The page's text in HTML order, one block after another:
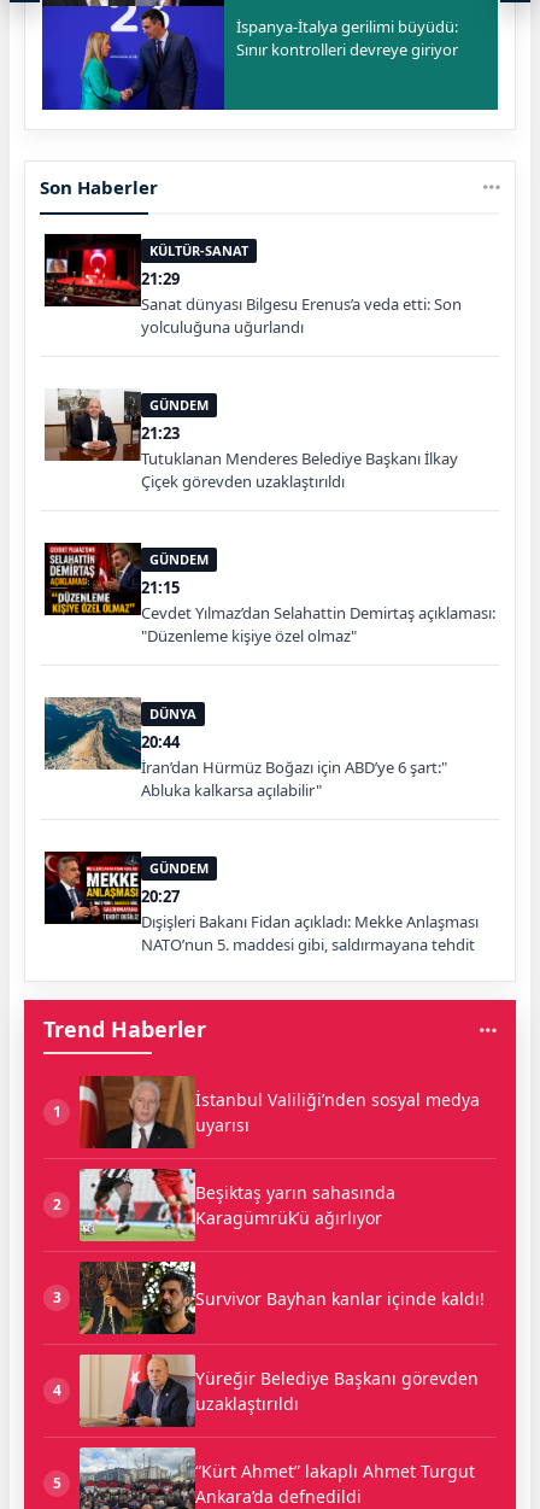
İspanya-İtalya gerilimi büyüdü:
Sınır kontrolleri devreye giriyor
Son Haberler
KÜLTÜR-SANAT
21:29
Sanat dünyası Bilgesu Erenus’a veda etti: Son
yolculuğuna uğurlandı
GÜNDEM
21:23
Tutuklanan Menderes Belediye Başkanı İlkay
Çiçek görevden uzaklaştırıldı
GÜNDEM
21:15
Cevdet Yılmaz’dan Selahattin Demirtaş açıklaması:
"Düzenleme kişiye özel olmaz"
DÜNYA
20:44
İran’dan Hürmüz Boğazı için ABD’ye 6 şart:"
Abluka kalkarsa açılabilir"
GÜNDEM
20:27
Dışişleri Bakanı Fidan açıkladı: Mekke Anlaşması
NATO’nun 5. maddesi gibi, saldırmayana tehdit
Trend Haberler
1
İstanbul Valiliği’nden sosyal medya
uyarısı
2
Beşiktaş yarın sahasında
Karagümrük’ü ağırlıyor
3 Survivor Bayhan kanlar içinde kaldı!
4
Yüreğir Belediye Başkanı görevden
uzaklaştırıldı
5
“Kürt Ahmet” lakaplı Ahmet Turgut
Ankara’da defnedildi